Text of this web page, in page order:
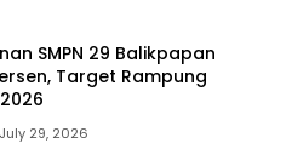
SMPN 29 Balikpapan
Target Rampung
July 29, 2026